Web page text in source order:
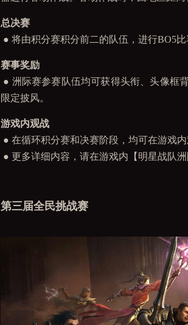
总决赛
● 将由积分赛积分前二的队伍，进行BO5
赛事奖励
● 洲际赛参赛队伍均可获得头衔、头像框
限定披风。
游戏内观战
● 在循环积分赛和决赛阶段，均可在游戏
● 更多详细内容，请在游戏内【明星战队洲
第三届全民挑战赛